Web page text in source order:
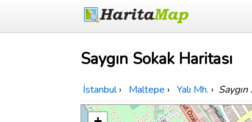
Saygın Sokak Haritası
İstanbul › Maltepe › Yalı Mh. › Saygın